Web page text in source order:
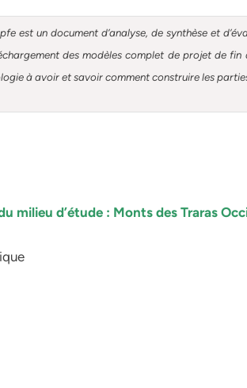
est un document d’analyse, de synthèse et
des modèles complet de projet de fin
à avoir et savoir comment construire les parties
milieu d’étude : Monts des Traras